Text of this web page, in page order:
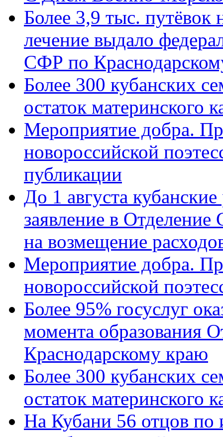
Более 3,9 тыс. путёвок
лечение выдало
СФР по
Более 300 кубанских
остаток материнского
Мероприятие добра.
новороссийской
публикации
До 1 августа
заявление в
на возмещение
Мероприятие добра.
новороссийской
Более 95% госуслуг
момента образования
Краснодарскому краю
Более 300 кубанских
остаток материнского
На Кубани 56 отцов по